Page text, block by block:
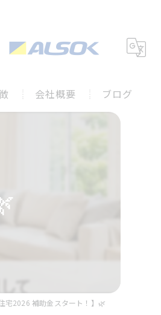
会社概要 ブログ
宅2026 補助金スタート！】🌿